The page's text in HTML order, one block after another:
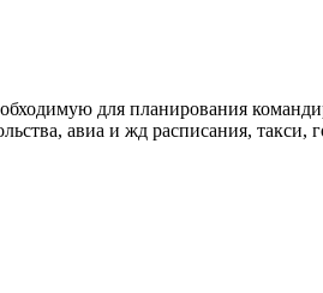
для планирования
авиа и жд расписания,